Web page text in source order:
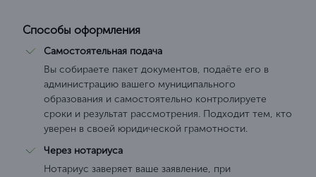
Способы оформления
Самостоятельная подача
Вы собираете пакет документов, подаёте его в
администрацию вашего муниципального
образования и самостоятельно контролируете
сроки и результат рассмотрения. Подходит тем, кто
уверен в своей юридической грамотности.
Через нотариуса
Нотариус заверяет ваше заявление, при